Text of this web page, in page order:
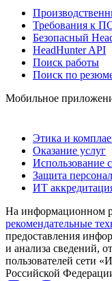
Требования к
Безопасный
HeadHunter API
Поиск работы
Поиск по
Мобильное
Этика и
Оказание услуг
Использование
Защита
ИТ
На информационном
рекомендательные
предоставления
и анализа сведений,
пользователей сети
Российской